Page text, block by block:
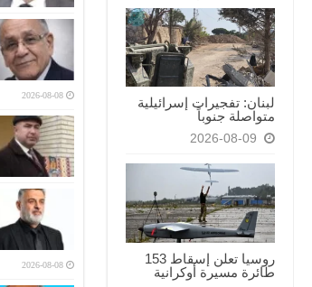
لبنان: تفجيرات إسرائيلية
متواصلة جنوباً
2026-08-09
روسيا تعلن إسقاط 153
طائرة مسيرة أوكرانية
2026-08-08
2026-08-08